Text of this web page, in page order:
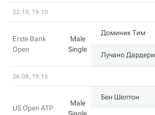
22.10, 19:10
Erste Bank
Open
Male
Single
Доминик Тим
Лучано Дардери
26.08, 19:15
US Open ATP
Male
Бен Шелтон